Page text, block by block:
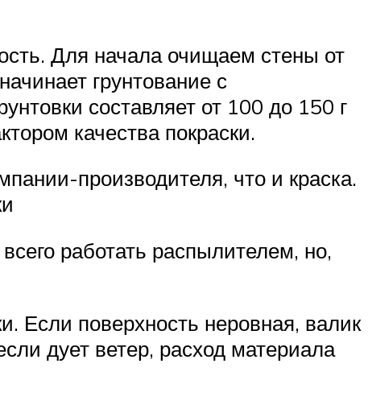
Для начала очищаем стены от
грунтование с
составляет от 100 до 150 г
качества покраски.
производителя, что и краска.
работать распылителем, но,
Если поверхность неровная, валик
дует ветер, расход материала